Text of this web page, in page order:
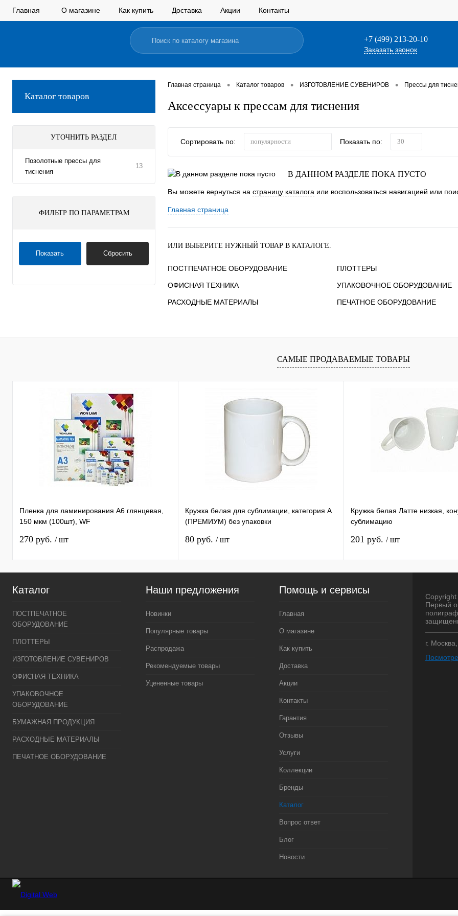
Главная О магазине Как купить Доставка Акции Контакты
+7 (499) 213-20-10
Заказать звонок
Каталог товаров
УТОЧНИТЬ РАЗДЕЛ
Позолотные прессы для
тиснения
13
ФИЛЬТР ПО ПАРАМЕТРАМ
Показать Сбросить
Главная страница • Каталог товаров • ИЗГОТОВЛЕНИЕ СУВЕНИРОВ • Прессы для
Аксессуары к прессам для тиснения
Сортировать по: популярности Показать по: 30
В ДАННОМ РАЗДЕЛЕ ПОКА ПУСТО
Вы можете вернуться на страницу каталога или воспользоваться навигацией или
Главная страница
ИЛИ ВЫБЕРИТЕ НУЖНЫЙ ТОВАР В КАТАЛОГЕ.
ПОСТПЕЧАТНОЕ ОБОРУДОВАНИЕ ПЛОТТЕРЫ
ОФИСНАЯ ТЕХНИКА УПАКОВОЧНОЕ ОБОРУДОВАНИЕ
РАСХОДНЫЕ МАТЕРИАЛЫ ПЕЧАТНОЕ ОБОРУДОВАНИЕ
САМЫЕ ПРОДАВАЕМЫЕ ТОВАРЫ
Пленка для ламинирования А6 глянцевая,
150 мкм (100шт), WF
270 руб. / шт
Кружка белая для сублимации, категория А
(ПРЕМИУМ) без упаковки
80 руб. / шт
Кружка белая Латте низкая,
сублимацию
201 руб. / шт
Каталог
ПОСТПЕЧАТНОЕ
ОБОРУДОВАНИЕ
ПЛОТТЕРЫ
ИЗГОТОВЛЕНИЕ СУВЕНИРОВ
ОФИСНАЯ ТЕХНИКА
УПАКОВОЧНОЕ
ОБОРУДОВАНИЕ
БУМАЖНАЯ ПРОДУКЦИЯ
РАСХОДНЫЕ МАТЕРИАЛЫ
ПЕЧАТНОЕ ОБОРУДОВАНИЕ
Наши предложения
Новинки
Популярные товары
Распродажа
Рекомендуемые товары
Уцененные товары
Помощь и сервисы
Главная
О магазине
Как купить
Доставка
Акции
Контакты
Гарантия
Отзывы
Услуги
Коллекции
Бренды
Каталог
Вопрос ответ
Блог
Новости
Первый
г.